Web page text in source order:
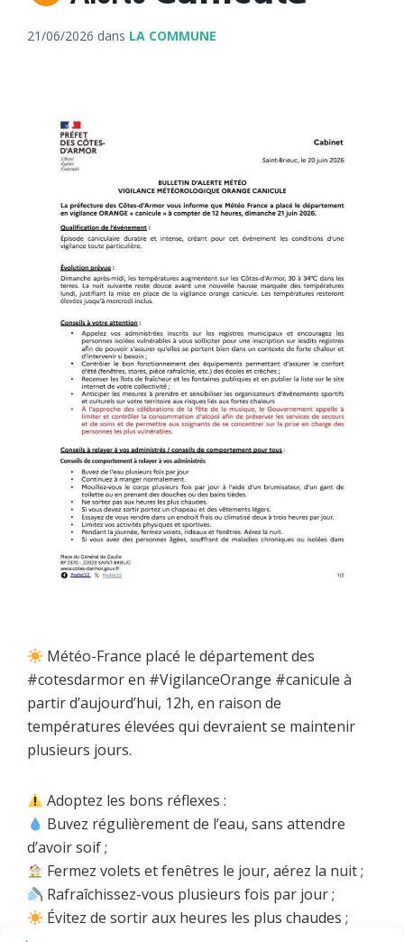
21/06/2026 dans LA COMMUNE
Météo-France placé le département des
#cotesdarmor en #VigilanceOrange #canicule à
partir d’aujourd’hui, 12h, en raison de
températures élevées qui devraient se maintenir
plusieurs jours.
Adoptez les bons réflexes :
Buvez régulièrement de l’eau, sans attendre
d’avoir soif ;
Fermez volets et fenêtres le jour, aérez la nuit ;
Rafraîchissez-vous plusieurs fois par jour ;
Évitez de sortir aux heures les plus chaudes ;